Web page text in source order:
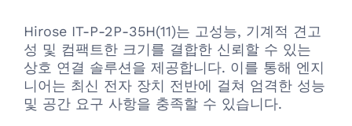
Hirose IT-P-2P-35H(11)는 고성능, 기계적 견고
성 및 컴팩트한 크기를 결합한 신뢰할 수 있는
상호 연결 솔루션을 제공합니다. 이를 통해 엔지
니어는 최신 전자 장치 전반에 걸쳐 엄격한 성능
및 공간 요구 사항을 충족할 수 있습니다.